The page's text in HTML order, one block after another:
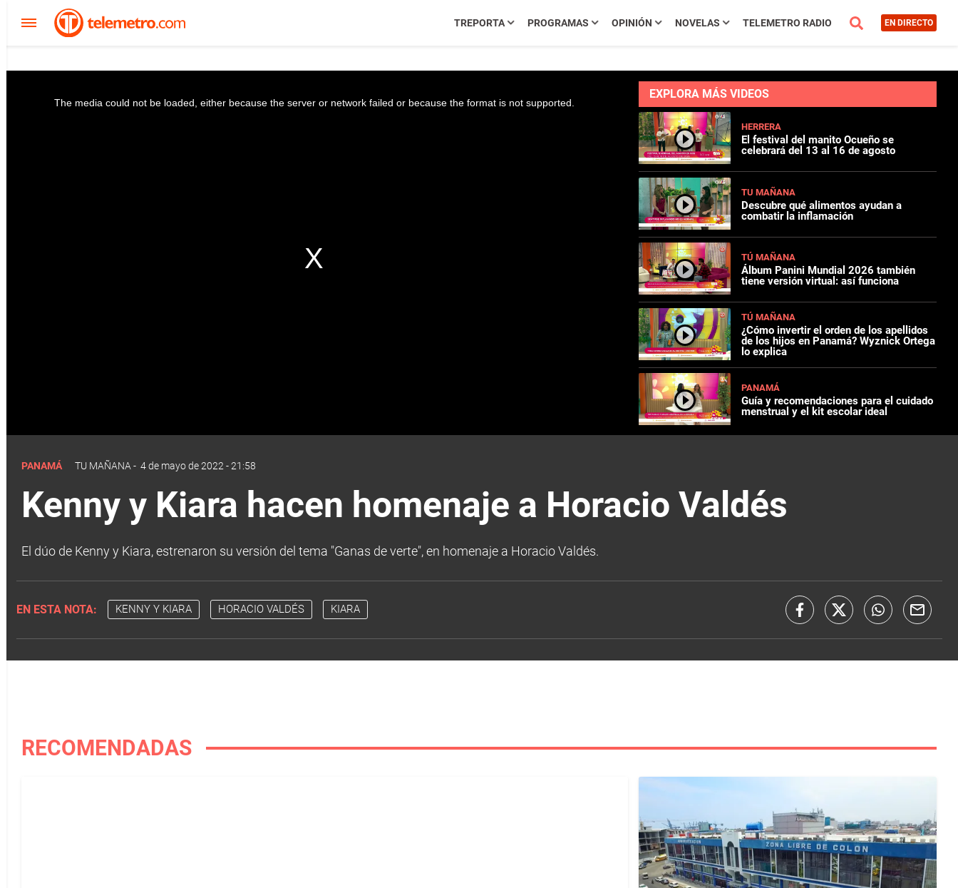
TREPORTA PROGRAMAS OPINIÓN NOVELAS TELEMETRO RADIO EN DIRECTO
The media could not be loaded, either because the server or network failed or because the format is not supported.
EXPLORA MÁS VIDEOS
HERRERA
El festival del manito Ocueño se
celebrará del 13 al 16 de agosto
TU MAÑANA
Descubre qué alimentos ayudan a
combatir la inflamación
TÚ MAÑANA
Álbum Panini Mundial 2026 también
tiene versión virtual: así funciona
TÚ MAÑANA
¿Cómo invertir el orden de los apellidos
de los hijos en Panamá? Wyznick Ortega
lo explica
PANAMÁ
Guía y recomendaciones para el cuidado
menstrual y el kit escolar ideal
PANAMÁ TU MAÑANA - 4 de mayo de 2022 - 21:58
Kenny y Kiara hacen homenaje a Horacio Valdés
El dúo de Kenny y Kiara, estrenaron su versión del tema "Ganas de verte", en homenaje a Horacio Valdés.
EN ESTA NOTA: KENNY Y KIARA HORACIO VALDÉS KIARA
RECOMENDADAS